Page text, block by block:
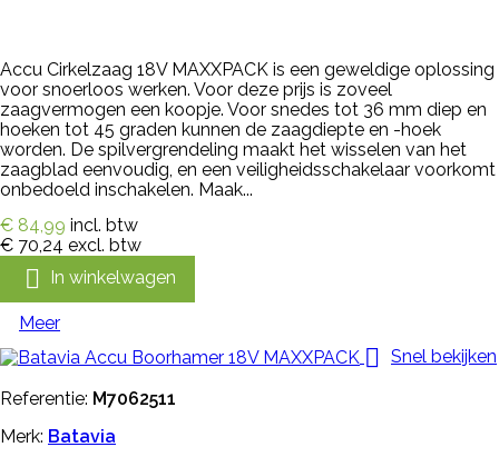
Accu Cirkelzaag 18V MAXXPACK is een geweldige oplossing
voor snoerloos werken. Voor deze prijs is zoveel
zaagvermogen een koopje. Voor snedes tot 36 mm diep en
hoeken tot 45 graden kunnen de zaagdiepte en -hoek
worden. De spilvergrendeling maakt het wisselen van het
zaagblad eenvoudig, en een veiligheidsschakelaar voorkomt
onbedoeld inschakelen. Maak...
€ 84,99 incl. btw
€ 70,24 excl. btw
 In winkelwagen
Meer
 Snel bekijken
Referentie: M7062511
Merk: Batavia